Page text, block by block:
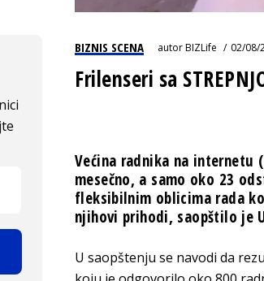
BIZNIS SCENA autorBIZLife 02/08/
Frilenseri sa
Većina radnika na
mesečno, a samo oko 23
fleksibilnim oblicima rada
njihovi prihodi, saopštilo je
U saopštenju se navodi da